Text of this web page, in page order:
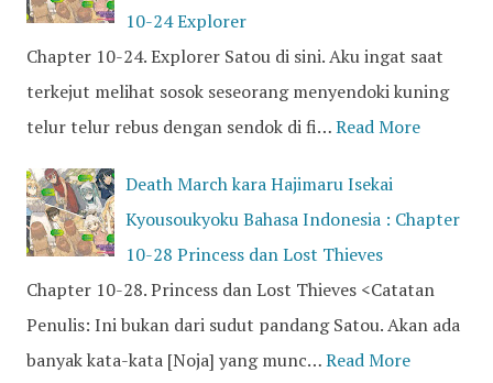
10-24 Explorer
Chapter 10-24. Explorer Satou di sini. Aku ingat saat
terkejut melihat sosok seseorang menyendoki kuning
telur telur rebus dengan sendok di fi…Read More
Death March kara Hajimaru Isekai
Kyousoukyoku Bahasa Indonesia : Chapter
10-28 Princess dan Lost Thieves
Chapter 10-28. Princess dan Lost Thieves <Catatan
Penulis: Ini bukan dari sudut pandang Satou. Akan ada
banyak kata-kata [Noja] yang munc…Read More